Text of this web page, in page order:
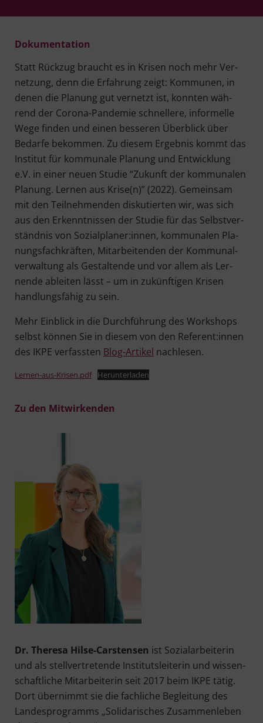
Doku­men­ta­ti­on
Statt Rück­zug braucht es in Kri­sen noch mehr Ver­
net­zung, denn die Erfah­rung zeigt: Kom­mu­nen, in
denen die Pla­nung gut ver­netzt ist, konn­ten wäh­
rend der Coro­na-Pan­de­mie schnel­le­re, infor­mel­le
Wege fin­den und einen bes­se­ren Über­blick über
Bedar­fe bekom­men. Zu die­sem Ergeb­nis kommt das
Insti­tut für kom­mu­na­le Pla­nung und Ent­wick­lung
e.V. in einer neu­en Stu­die “Zukunft der kom­mu­na­len
Pla­nung. Ler­nen aus Krise(n)” (2022). Gemein­sam
mit den Teil­neh­men­den dis­ku­tier­ten wir, was sich
aus den Erkennt­nis­sen der Stu­die für das Selbst­ver­
ständ­nis von Sozialplaner:innen, kom­mu­na­len Pla­
nungs­fach­kräf­ten, Mit­ar­bei­ten­den der Kom­mu­nal­
ver­wal­tung als Gestal­ten­de und vor allem als Ler­
nen­de ablei­ten lässt – um in zukünf­ti­gen Kri­sen
hand­lungs­fä­hig zu sein.
Mehr Ein­blick in die Durch­füh­rung des Work­shops
selbst kön­nen Sie in die­sem von den Referent:innen
des IKPE ver­fass­ten Blog-Arti­kel nachlesen.
Lernen-aus-Krisen.pdf Her­un­ter­la­den
Zu den Mitwirkenden
Dr. The­re­sa Hil­se-Cars­ten­sen ist Sozi­al­ar­bei­te­rin
und als stell­ver­tre­ten­de Insti­tuts­lei­te­rin und wis­sen­
schaft­li­che Mit­ar­bei­te­rin seit 2017 beim IKPE tätig.
Dort über­nimmt sie die fach­li­che Beglei­tung des
Lan­des­pro­gramms „Soli­da­ri­sches Zusam­men­le­ben